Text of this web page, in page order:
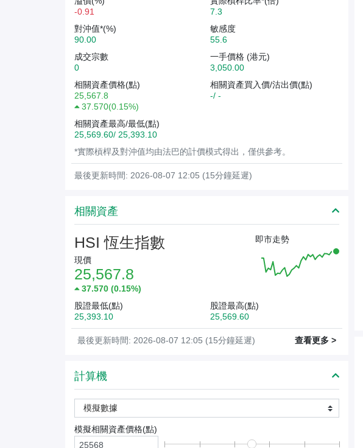
-0.91
7.3
對沖值*(%)
90.00
敏感度
55.6
成交宗數
0
一手價格 (港元)
3,050.00
相關資產價格(點)
25,567.8
37.570(0.15%)
相關資產買入價/沽出價(點)
-/ -
相關資產最高/最低(點)
25,569.60/ 25,393.10
*實際槓桿及對沖值均由法巴的計價模式得出，僅供參考。
最後更新時間: 2026-08-07 12:05 (15分鐘延遲)
相關資產
HSI 恆生指數
現價
25,567.8
37.570 (0.15%)
即市走勢
股證最低(點)
25,393.10
股證最高(點)
25,569.60
最後更新時間: 2026-08-07 12:05 (15分鐘延遲) 查看更多 >
計算機
模擬數據
模擬相關資產價格(點)